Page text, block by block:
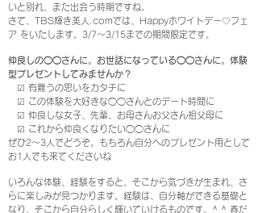
いと別れ、また出会う時期ですね。
さて、TBS輝き美人.comでは、Happyホワイトデー♡フェ
ア をいたします。3/7〜3/15までの期間限定です。
仲良しの◯◯さんに。お世話になっている◯◯さんに。体験
型プレゼントしてみませんか？
☑︎ 有難うの思いをカタチに
☑︎ この体験を大好きな◯◯さんとのデート時間に
☑︎ 仲良しな女子、先輩、お母さんお父さん祖父母に
☑︎ これから仲良くなりたい◯◯さんに
ぜひ2～3人でどうぞ。もちろん自分へのプレゼント用として
お1人でも来てくださいね
いろんな体験、経験をすると、そこから気づきが生まれ、さ
らに楽しみが見つかります。経験は、自分軸ができる基礎と
なり、そこから自分らしく輝いていけるものです。^ ^ 春だ